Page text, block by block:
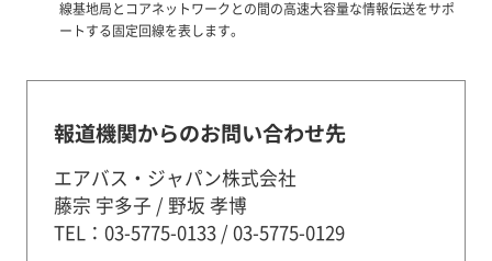
線基地局とコアネットワークとの間の高速大容量な情報伝送をサポ
ートする固定回線を表します。
報道機関からのお問い合わせ先
エアバス・ジャパン株式会社
藤宗 宇多子 / 野坂 孝博
TEL：03-5775-0133 / 03-5775-0129